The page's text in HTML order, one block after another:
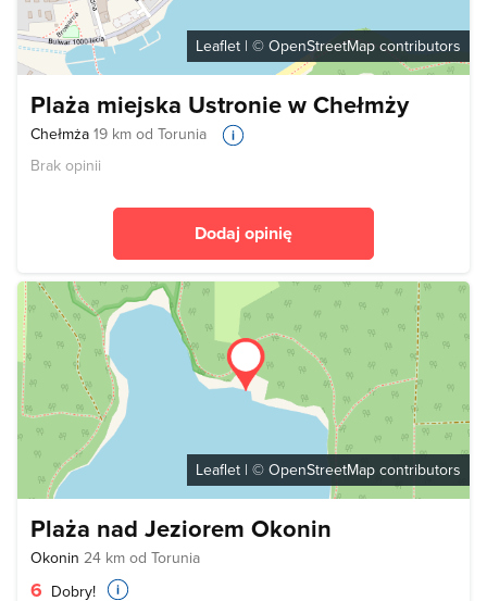
Leaflet | © OpenStreetMap contributors
Plaża miejska Ustronie w Chełmży
Chełmża 19 km od Torunia
Brak opinii
Dodaj opinię
Leaflet | © OpenStreetMap contributors
Plaża nad Jeziorem Okonin
Okonin 24 km od Torunia
6 Dobry!